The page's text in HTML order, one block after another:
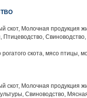
скот, Молочная продукция
Птицеводство,
рогатого скота, мясо птицы,
скот, Молочная продукция
Свиноводство,